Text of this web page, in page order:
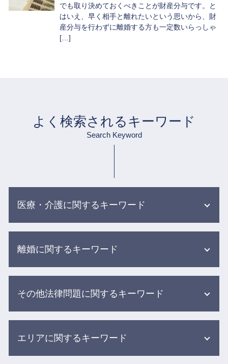
でも取り決めておくべきことが財産分与です。と
はいえ、早く相手と離れたいという思いから、財
産分与を行わずに離婚する方も一定数いらっしゃ
[…]
よく検索されるキーワード
Search Keyword
医療・介護に関するキーワード
医療ミス 訴訟
医療過誤 調査
医療過誤 不可抗力
医療事故 訴訟
介護現場での事故
院内 感染 医療事故
離婚に関するキーワード
婚姻費用 調停
財産分与 対象にならないもの
離婚 別居期間
離婚調停 進め方
財産分与 退職金
その他法律問題に関するキーワード
個人再生 任意整理
エリアに関するキーワード